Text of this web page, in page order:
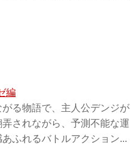
編
る物語で、主人公デンジが
されながら、予測不能な運
ふれるバトルアクション...